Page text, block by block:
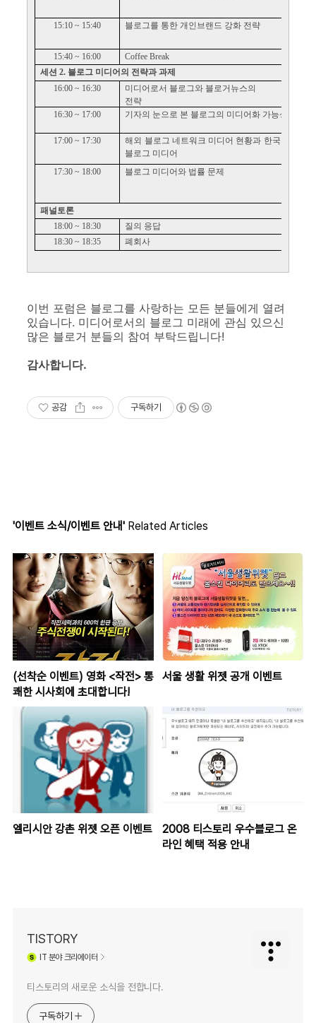
15:10 ~ 15:40 블로그를 통한 개인브랜드 강화 전략
15:40 ~ 16:00
Coffee Break
세션 2. 블로그 미디어의 전략과 과제
16:00 ~ 16:30
미디어로서 블로그와 블로거뉴스의
전략
16:30 ~ 17:00 기자의 눈으로 본 블로그의 미디어화 가능성
17:00 ~ 17:30
해외 블로그 네트워크 미디어 현황과 한국의
블로그 미디어
17:30 ~ 18:00 블로그 미디어와 법률 문제
패널토론
18:00 ~ 18:30 질의 응답
18:30 ~ 18:35 폐회사
이번 포럼은 블로그를 사랑하는 모든 분들에게 열려
있습니다. 미디어로서의 블로그 미래에 관심 있으신
많은 블로거 분들의 참여 부탁드립니다!
감사합니다.
공감 구독하기
'이벤트 소식/이벤트 안내' Related Articles
(선착순 이벤트) 영화 <작전> 통
쾌한 시사회에 초대합니다!
서울 생활 위젯 공개 이벤트
엘리시안 강촌 위젯 오픈 이벤트
2008 티스토리 우수블로그 온
라인 혜택 적용 안내
TISTORY
IT 분야 크리에이터
티스토리의 새로운 소식을 전합니다.
구독하기